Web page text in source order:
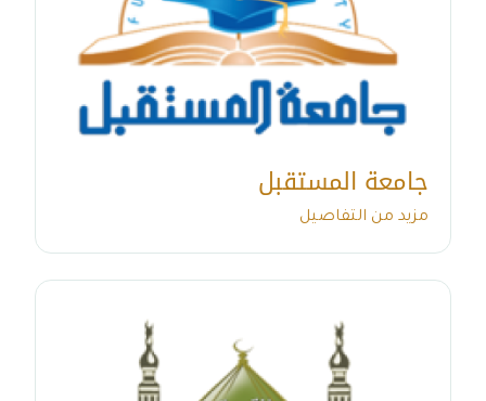
جامعة المستقبل
مزيد من التفاصيل